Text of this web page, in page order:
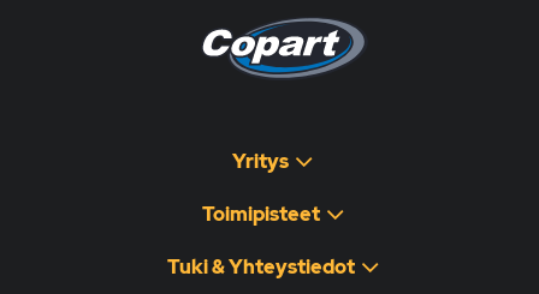
Yritys
Toimipisteet
Tuki & Yhteystiedot